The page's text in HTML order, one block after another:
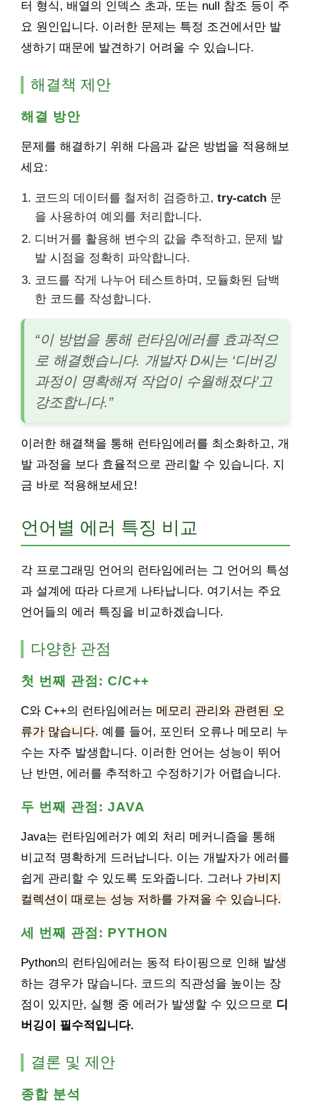
터 형식, 배열의 인덱스 초과, 또는 null 참조 등이 주
요 원인입니다. 이러한 문제는 특정 조건에서만 발
생하기 때문에 발견하기 어려울 수 있습니다.
해결책 제안
해결 방안
문제를 해결하기 위해 다음과 같은 방법을 적용해보
세요:
코드의 데이터를 철저히 검증하고, try-catch 문
을 사용하여 예외를 처리합니다.
디버거를 활용해 변수의 값을 추적하고, 문제 발
발 시점을 정확히 파악합니다.
코드를 작게 나누어 테스트하며, 모듈화된 담백
한 코드를 작성합니다.
“이 방법을 통해 런타임에러를 효과적으
로 해결했습니다. 개발자 D씨는 ‘디버깅
과정이 명확해져 작업이 수월해졌다’고
강조합니다.”
이러한 해결책을 통해 런타임에러를 최소화하고, 개
발 과정을 보다 효율적으로 관리할 수 있습니다. 지
금 바로 적용해보세요!
언어별 에러 특징 비교
각 프로그래밍 언어의 런타임에러는 그 언어의 특성
과 설계에 따라 다르게 나타납니다. 여기서는 주요
언어들의 에러 특징을 비교하겠습니다.
다양한 관점
첫 번째 관점: C/C++
C와 C++의 런타임에러는 메모리 관리와 관련된 오
류가 많습니다. 예를 들어, 포인터 오류나 메모리 누
수는 자주 발생합니다. 이러한 언어는 성능이 뛰어
난 반면, 에러를 추적하고 수정하기가 어렵습니다.
두 번째 관점: JAVA
Java는 런타임에러가 예외 처리 메커니즘을 통해
비교적 명확하게 드러납니다. 이는 개발자가 에러를
쉽게 관리할 수 있도록 도와줍니다. 그러나 가비지
컬렉션이 때로는 성능 저하를 가져올 수 있습니다.
세 번째 관점: PYTHON
Python의 런타임에러는 동적 타이핑으로 인해 발생
하는 경우가 많습니다. 코드의 직관성을 높이는 장
점이 있지만, 실행 중 에러가 발생할 수 있으므로 디
버깅이 필수적입니다.
결론 및 제안
종합 분석